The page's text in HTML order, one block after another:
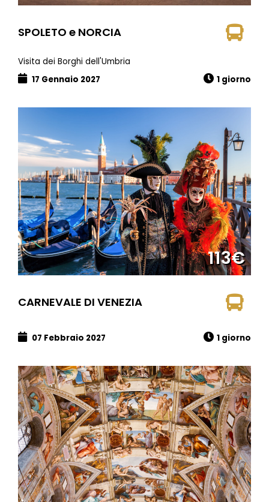
SPOLETO e NORCIA
Visita dei Borghi dell'Umbria
17 Gennaio 2027
1 giorno
113€
CARNEVALE DI VENEZIA
07 Febbraio 2027 1 giorno